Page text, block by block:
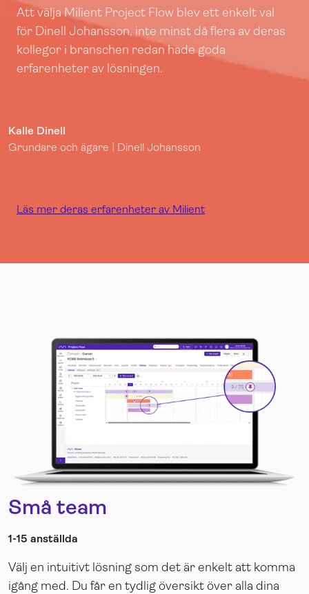
Att välja Milient Project Flow blev ett enkelt val
för Dinell Johansson, inte minst då flera av deras
kollegor i branschen redan hade goda
erfarenheter av lösningen.
Kalle Dinell
Grundare och ägare | Dinell Johansson
Läs mer deras erfarenheter av Milient
Små team
1-15 anställda
Välj en intuitivt lösning som det är enkelt att komma
igång med. Du får en tydlig översikt över alla dina